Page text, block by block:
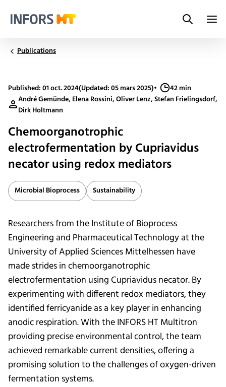
Search
Publications
Published: 01 oct. 2024(Updated: 05 mars 2025)•
42 min
André Gemünde, Elena Rossini, Oliver Lenz, Stefan Frielingsdorf,
Dirk Holtmann
Chemoorganotrophic
electrofermentation by Cupriavidus
necator using redox mediators
Microbial Bioprocess Sustainability
Researchers from the Institute of Bioprocess
Engineering and Pharmaceutical Technology at the
University of Applied Sciences Mittelhessen have
made strides in chemoorganotrophic
electrofermentation using Cupriavidus necator. By
experimenting with different redox mediators, they
identified ferricyanide as a key player in enhancing
anodic respiration. With the INFORS HT Multitron
providing precise environmental control, the team
achieved remarkable current densities, offering a
promising solution to the challenges of oxygen-driven
fermentation systems.